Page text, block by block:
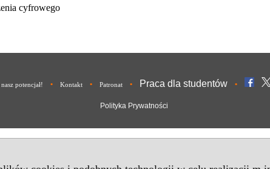
cyfrowego
potencjał! • Kontakt • Patronat • Praca dla studentów •
Polityka Prywatności